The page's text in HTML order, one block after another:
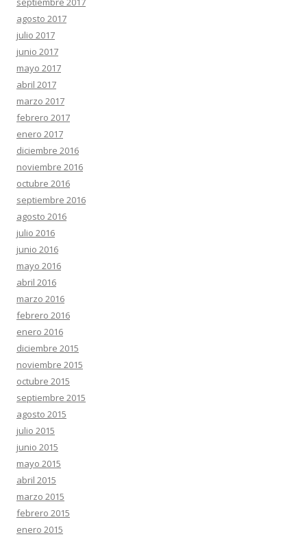
agosto 2017
julio 2017
junio 2017
mayo 2017
abril 2017
marzo 2017
febrero 2017
enero 2017
diciembre 2016
noviembre 2016
octubre 2016
septiembre 2016
agosto 2016
julio 2016
junio 2016
mayo 2016
abril 2016
marzo 2016
febrero 2016
enero 2016
diciembre 2015
noviembre 2015
octubre 2015
septiembre 2015
agosto 2015
julio 2015
junio 2015
mayo 2015
abril 2015
marzo 2015
febrero 2015
enero 2015